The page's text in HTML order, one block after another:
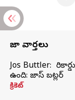
తాజా వార్తలు
Jos Buttler: నా
ఉంది: జాస్ బట్లర్
క్రికెట్